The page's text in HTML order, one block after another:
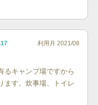
利用月 2021/08
キャンプ場ですから
ます。炊事場、トイレ